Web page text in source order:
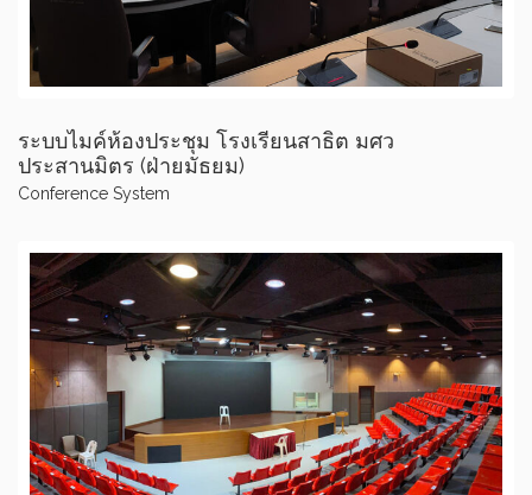
ระบบไมค์ห้องประชุม โรงเรียนสาธิต มศว
ประสานมิตร (ฝ่ายมัธยม)
Conference System